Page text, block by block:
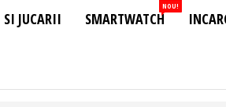
SI JUCARII SMARTWATCH
NOU!